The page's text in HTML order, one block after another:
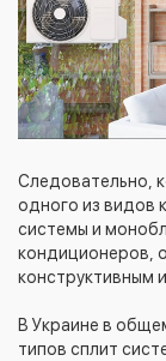
Следовательно,
одного из видов
системы и
кондиционеров,
конструктивным
В Украине в
типов сплит